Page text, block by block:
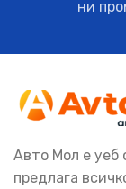
ни
Авто Мол е уеб
предлага